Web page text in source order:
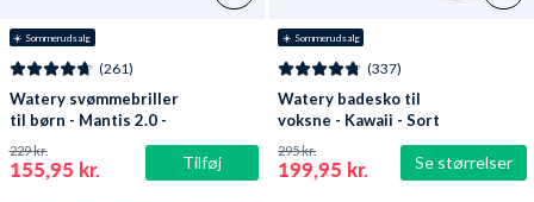
☀️ Sommerudsalg
Tilføj
(261)
Watery svømmebriller
til børn - Mantis 2.0 -
Atlantic Pink/klar
155,95 kr.
229 kr.
☀️ Sommerudsalg
Se størrelser
(337)
Watery badesko til
voksne - Kawaii - Sort
199,95 kr.
295 kr.